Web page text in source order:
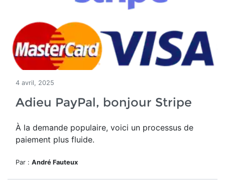
4 avril, 2025
Adieu PayPal, bonjour Stripe
À la demande populaire, voici un processus de
paiement plus fluide.
Par : André Fauteux